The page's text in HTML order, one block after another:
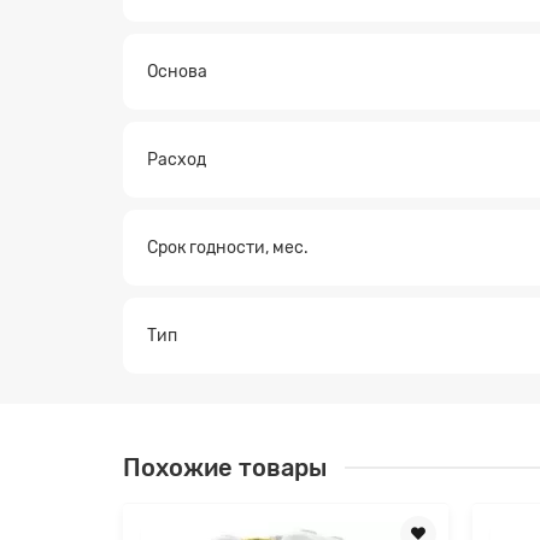
Основа
Расход
Срок годности, мес.
Тип
Похожие товары